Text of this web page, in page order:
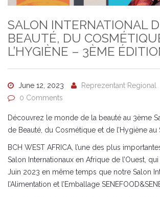
SALON INTERNATIONAL
BEAUTÉ, DU
L’HYGIÈNE – 3ÈME
June 12, 2023
Reprezentant Regional
0 Comments
Découvrez le monde de la beauté au 3ème
de Beauté, du Cosmétique et de l’Hygiène au
BCH WEST AFRICA, l’une des plus
Salon Internationaux en Afrique de l’Ouest,
Juin 2023 en même temps que notre Salon
l’Alimentation et l’Emballage